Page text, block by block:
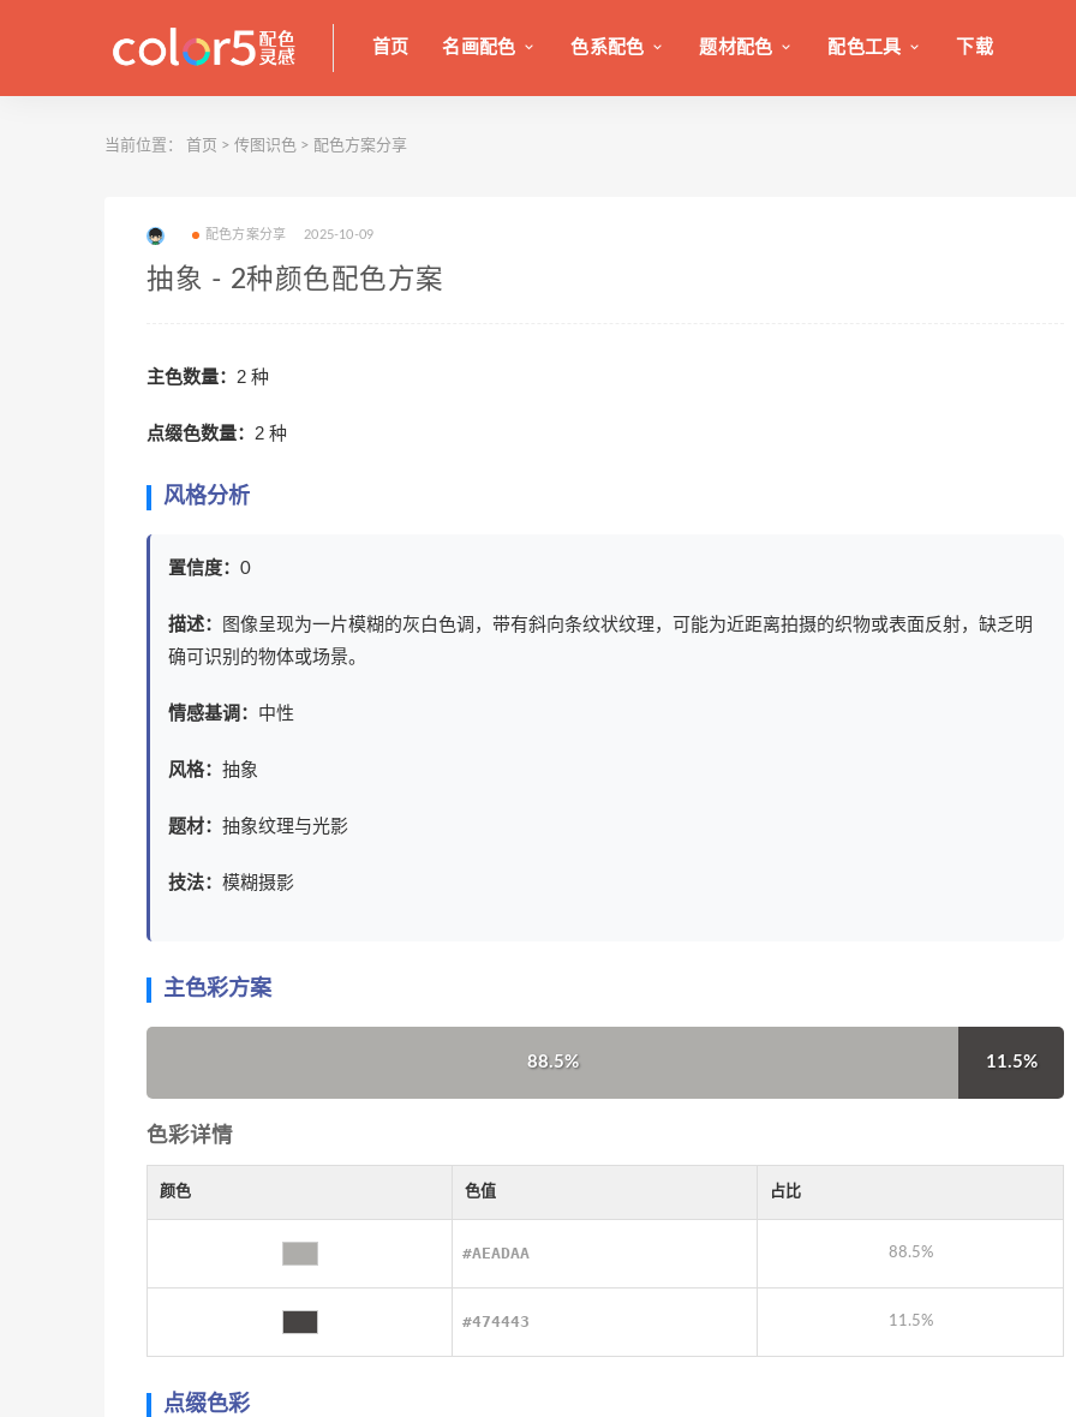
首页 名画配色 色系配色 题材配色 配色工具 下载
当前位置： 首页 > 传图识色 > 配色方案分享
配色方案分享 2025-10-09
抽象 - 2种颜色配色方案
主色数量： 2 种
点缀色数量： 2 种
风格分析
置信度： 0
描述：
图像呈现为一片模糊的灰白色调，带有斜向条纹状纹理，可能为近距离拍摄的织物或表面反射，缺乏明
确可识别的物体或场景。
情感基调： 中性
风格： 抽象
题材： 抽象纹理与光影
技法： 模糊摄影
主色彩方案
88.5% 11.5%
色彩详情
颜色 色值 占比
#AEADAA 88.5%
#474443 11.5%
点缀色彩